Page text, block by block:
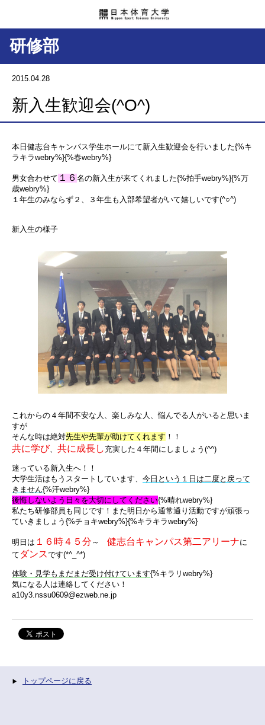
研修部
2015.04.28
新入生歓迎会(^O^)
本日健志台キャンパス学生ホールにて新入生歓迎会を行いました{%キ
ラキラwebry%}{%春webry%}
男女合わせて １６ 名の新入生が来てくれました{%拍手webry%}{%万
歳webry%}
１年生のみならず２、３年生も入部希望者がいて嬉しいです(^○^)
新入生の様子
これからの４年間不安な人、楽しみな人、悩んでる人がいると思いま
すが
そんな時は絶対先生や先輩が助けてくれます ！！
共に学び、 共に成長し充実した４年間にしましょう(^^)
迷っている新入生へ！！
大学生活はもうスタートしています、 今日という１日は二度と戻って
きません{%汗webry%}
後悔しないよう日々を大切にしてください{%晴れwebry%}
私たち研修部員も同じです！また明日から通常通り活動ですが頑張っ
ていきましょう{%チョキwebry%}{%キラキラwebry%}
明日は １６時４５分 ～ 健志台キャンパス第二アリーナに
て ダンスです(*^_^*)
体験・見学もまだまだ受け付けています{%キラリwebry%}
気になる人は連絡してください！
a10y3.nssu0609@ezweb.ne.jp
トップページに戻る